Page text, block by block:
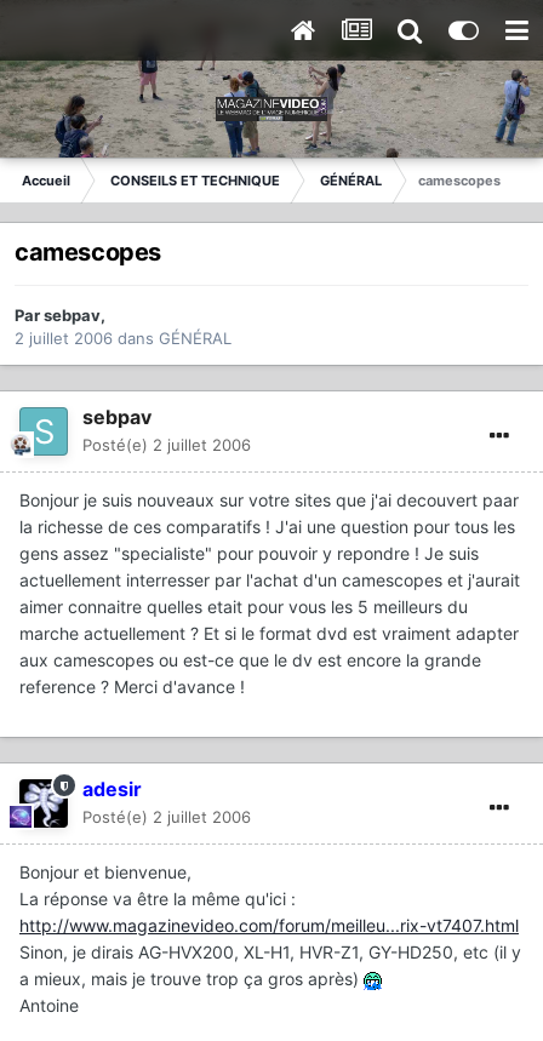
Accueil CONSEILS ET TECHNIQUE GÉNÉRAL camescopes
camescopes
Parsebpav,
2 juillet 2006 dans GÉNÉRAL
sebpav
Posté(e) 2 juillet 2006
Bonjour je suis nouveaux sur votre sites que j'ai decouvert paar
la richesse de ces comparatifs ! J'ai une question pour tous les
gens assez "specialiste" pour pouvoir y repondre ! Je suis
actuellement interresser par l'achat d'un camescopes et j'aurait
aimer connaitre quelles etait pour vous les 5 meilleurs du
marche actuellement ? Et si le format dvd est vraiment adapter
aux camescopes ou est-ce que le dv est encore la grande
reference ? Merci d'avance !
adesir
Posté(e) 2 juillet 2006
Bonjour et bienvenue,
La réponse va être la même qu'ici :
http://www.magazinevideo.com/forum/meilleu...rix-vt7407.html
Sinon, je dirais AG-HVX200, XL-H1, HVR-Z1, GY-HD250, etc (il y
a mieux, mais je trouve trop ça gros après)
Antoine